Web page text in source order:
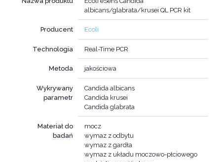
albicans/glabrata/krusei QL PCR kit
Producent Ecoli
Technologia Real-Time PCR
Metoda jakościowa
Wykrywany
parametr
Candida albicans
Candida krusei
Candida glabrata
Materiał do
badań
mocz
wymaz z odbytu
wymaz z gardła
wymaz z układu moczowo-płciowego